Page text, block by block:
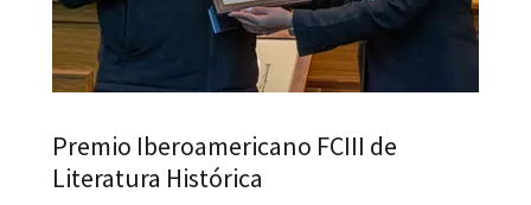
Premio Iberoamericano FCIII de
Literatura Histórica